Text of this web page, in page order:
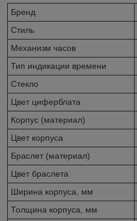
Бренд
Стиль
Механизм часов
Тип индикации времени
Стекло
Цвет циферблата
Корпус (материал)
Цвет корпуса
Браслет (материал)
Цвет браслета
Ширина корпуса, мм
Толщина корпуса, мм